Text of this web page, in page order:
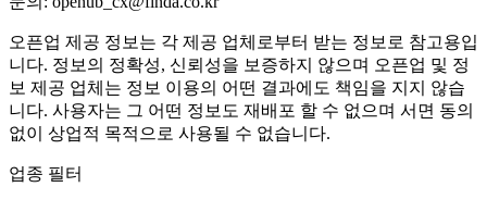
오픈업 제공 정보는 각 제공 업체로부터 받는 정보로 참고용입
니다. 정보의 정확성, 신뢰성을 보증하지 않으며 오픈업 및 정
보 제공 업체는 정보 이용의 어떤 결과에도 책임을 지지 않습
니다. 사용자는 그 어떤 정보도 재배포 할 수 없으며 서면 동의
없이 상업적 목적으로 사용될 수 없습니다.
업종 필터